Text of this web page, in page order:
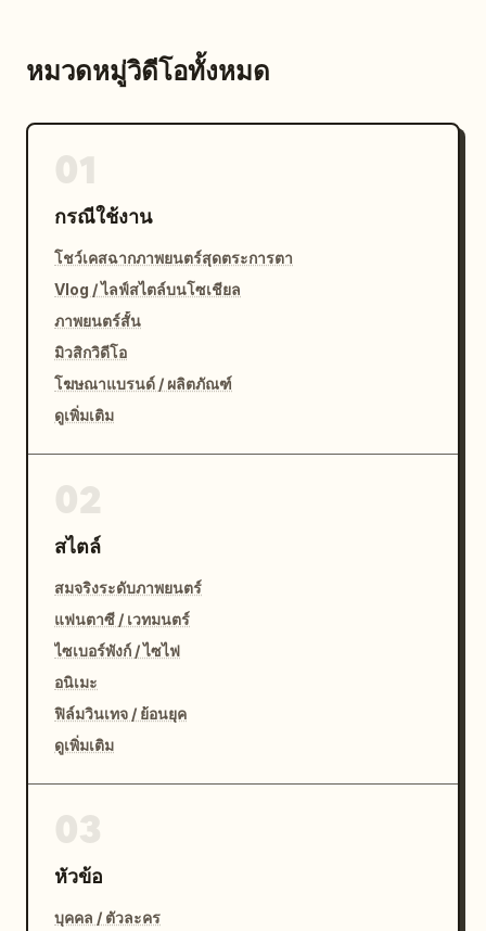
หมวดหมู่วิดีโอทั้งหมด
กรณีใช้งาน
โชว์เคสฉากภาพยนตร์สุดตระการตา
Vlog / ไลฟ์สไตล์บนโซเชียล
ภาพยนตร์สั้น
มิวสิกวิดีโอ
โฆษณาแบรนด์ / ผลิตภัณฑ์
ดูเพิ่มเติม
สไตล์
สมจริงระดับภาพยนตร์
แฟนตาซี / เวทมนตร์
ไซเบอร์พังก์ / ไซไฟ
อนิเมะ
ฟิล์มวินเทจ / ย้อนยุค
ดูเพิ่มเติม
หัวข้อ
บุคคล / ตัวละคร